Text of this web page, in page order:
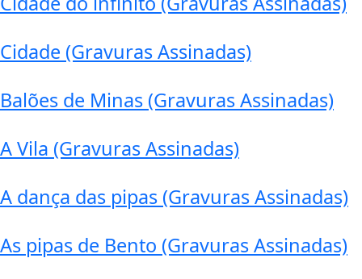
Cidade (Gravuras Assinadas)
Balões de Minas (Gravuras Assinadas)
A Vila (Gravuras Assinadas)
A dança das pipas (Gravuras Assinadas)
As pipas de Bento (Gravuras Assinadas)